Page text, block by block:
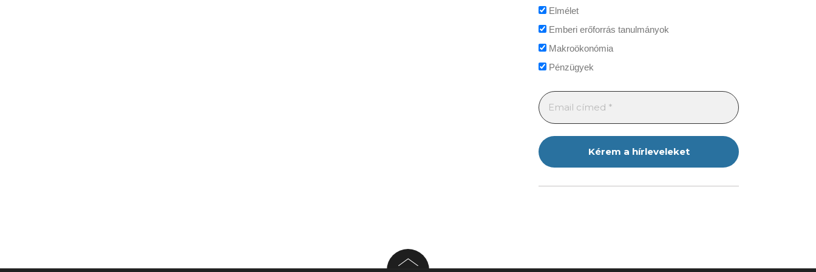
Elmélet
Emberi erőforrás tanulmányok
Makroökonómia
Pénzügyek